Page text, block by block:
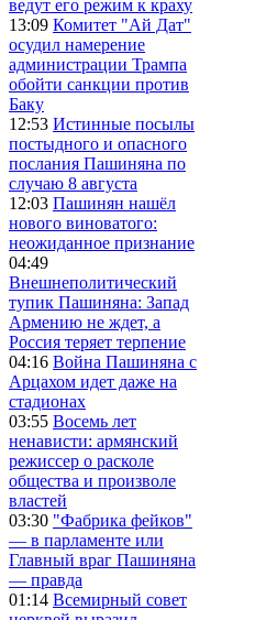
ведут его режим к краху
13:09 Комитет "Ай Дат"
осудил намерение
администрации Трампа
обойти санкции против
Баку
12:53 Истинные посылы
постыдного и опасного
послания Пашиняна по
случаю 8 августа
12:03 Пашинян нашёл
нового виноватого:
неожиданное признание
04:49
Внешнеполитический
тупик Пашиняна: Запад
Армению не ждет, а
Россия теряет терпение
04:16 Война Пашиняна с
Арцахом идет даже на
стадионах
03:55 Восемь лет
ненависти: армянский
режиссер о расколе
общества и произволе
властей
03:30 "Фабрика фейков"
— в парламенте или
Главный враг Пашиняна
— правда
01:14 Всемирный совет